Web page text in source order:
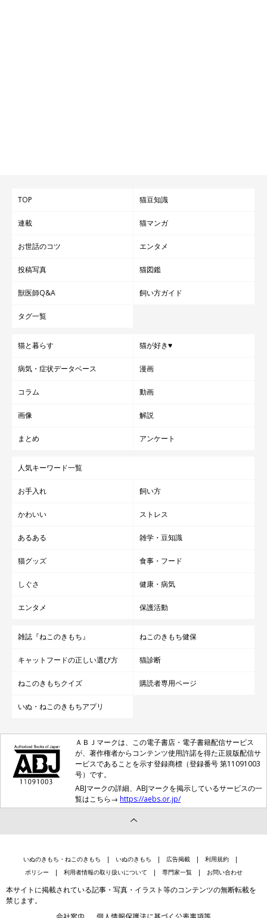
TOP 猫豆知識
連載 猫マンガ
お世話のコツ エンタメ
投稿写真 猫図鑑
獣医師Q&A 飼い方ガイド
タグ一覧
猫と暮らす 猫が好き♥
病気・症状データベース 漫画
コラム 動画
画像 解説
まとめ アンケート
人気キーワード一覧
お手入れ 飼い方
かわいい ストレス
あるある 雑学・豆知識
猫グッズ 食事・フード
しぐさ 健康・病気
エンタメ 保護活動
雑誌『ねこのきもち』 ねこのきもち健保
キャットフードの正しい選び方 猫診断
ねこのきもちクイズ 購読者専用ページ
いぬ・ねこのきもちアプリ
ＡＢＪマークは、この電子書店・電子書籍配信サービス
が、著作権者からコンテンツ使用許諾を得た正規版配信サ
ービスであることを示す登録商標（登録番号 第11091003
号）です。
ABJマークの詳細、ABJマークを掲示しているサービスの一
覧はこちら→ https://aebs.or.jp/
いぬのきもち・ねこのきもち いぬのきもち 広告掲載
利用規約
ポリシー
利用者情報の取り扱いについて 専門家一覧 お問い合わせ
本サイトに掲載されている記事・写真・イラスト等のコンテンツの無断転載を
禁じます。